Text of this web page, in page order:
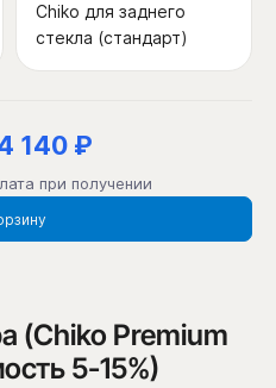
Chiko для заднего
стекла (стандарт)
140 ₽
при получении
(Chiko Premium
5-15%)